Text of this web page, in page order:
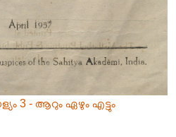
3 - ആറും ഏഴും എട്ടും